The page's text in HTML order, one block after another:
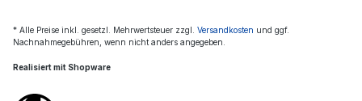
* Alle Preise inkl. gesetzl. Mehrwertsteuer zzgl. Versandkosten und ggf.
Nachnahmegebühren, wenn nicht anders angegeben.
Realisiert mit Shopware